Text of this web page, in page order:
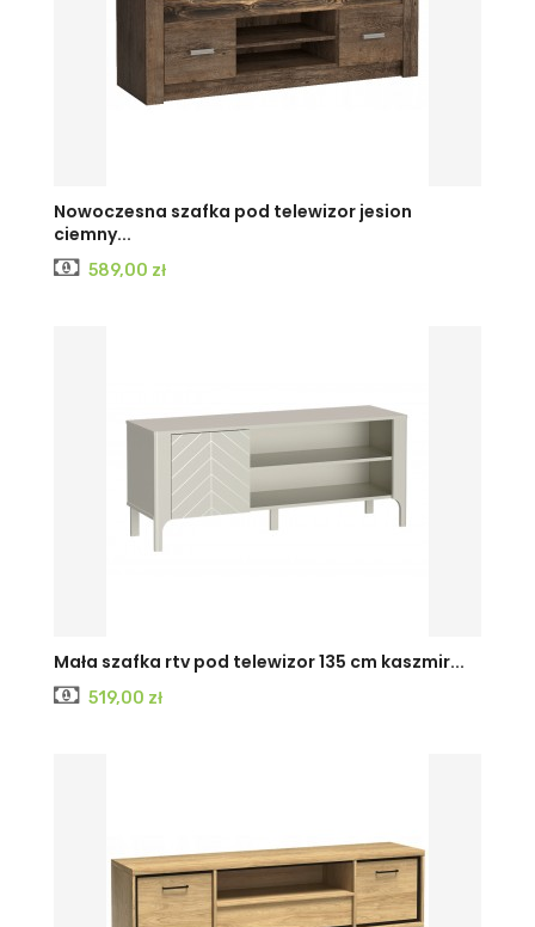
KRAFTJESIONJESION
Nowoczesna szafka pod telewizor jesion
ciemny...
Cena
589,00 zł
CASHMERE
Czarny
Mała szafka rtv pod telewizor 135 cm kaszmir...
Cena
519,00 zł